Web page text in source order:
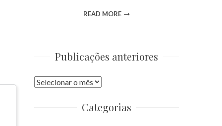
READ MORE
Publicações anteriores
Publicações
Categorias